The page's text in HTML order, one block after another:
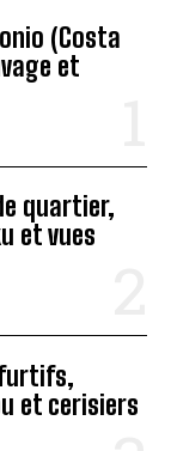
(Costa
et
quartier,
et vues
et cerisiers